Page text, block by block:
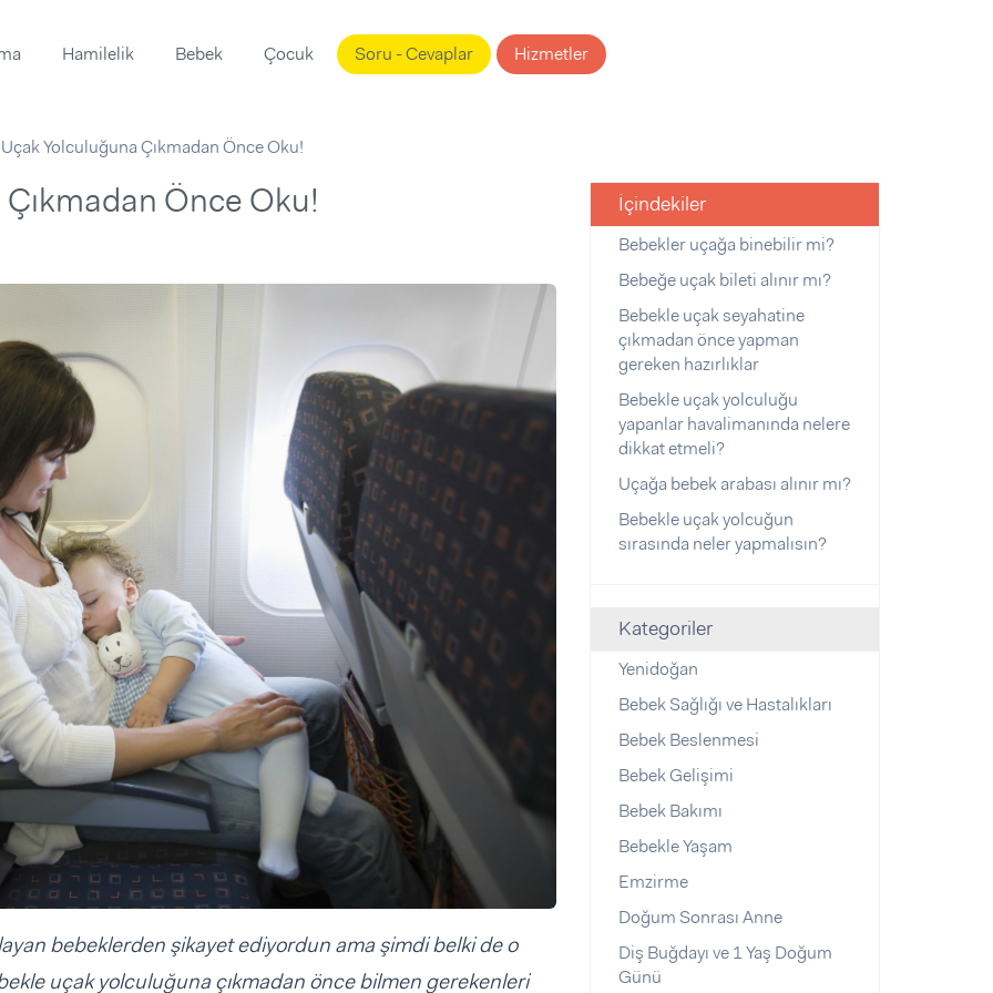
Hamilelik Bebek Çocuk Soru - Cevaplar Hizmetler
Yolculuğuna Çıkmadan Önce Oku!
Önce Oku!
bebeklerden şikayet ediyordun ama şimdi belki de o
uçak yolculuğuna çıkmadan önce bilmen gerekenleri
İçindekiler
Bebekler uçağa binebilir mi?
Bebeğe uçak bileti alınır mı?
Bebekle uçak seyahatine
çıkmadan önce yapman
gereken hazırlıklar
Bebekle uçak yolculuğu
yapanlar havalimanında nelere
dikkat etmeli?
Uçağa bebek arabası alınır mı?
Bebekle uçak yolcuğun
sırasında neler yapmalısın?
Kategoriler
Yenidoğan
Bebek Sağlığı ve Hastalıkları
Bebek Beslenmesi
Bebek Gelişimi
Bebek Bakımı
Bebekle Yaşam
Emzirme
Doğum Sonrası Anne
Diş Buğdayı ve 1 Yaş Doğum
Günü